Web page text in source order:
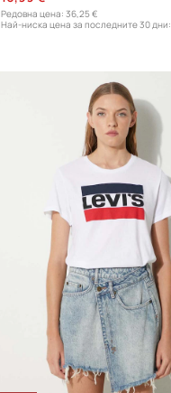
Редовна цена: 36,25 €
Най-ниска цена за последните 30 дни: